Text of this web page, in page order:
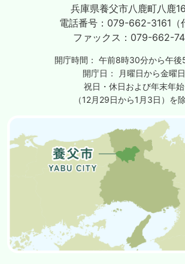
兵庫県養父市八鹿町八鹿
電話番号： 079-662-3161（
ファックス： 079-662-
開庁時間： 午前8時30分から午後
開庁日：
月曜日から金曜日
祝日・休日および年末年始
（12月29日から1月3日）を